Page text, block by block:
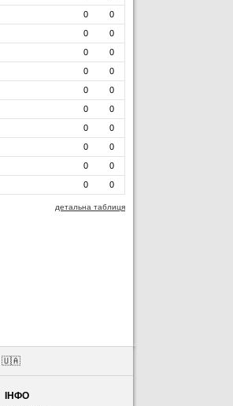
0
0
0
0
0
0
0
0
0
0
0
0
0
0
0
0
0
0
0 0
детальна таблиця
🇺🇦
ІНФО